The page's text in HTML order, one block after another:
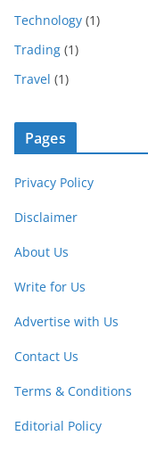
Technology (1)
Trading (1)
Travel (1)
Pages
Privacy Policy
Disclaimer
About Us
Write for Us
Advertise with Us
Contact Us
Terms & Conditions
Editorial Policy